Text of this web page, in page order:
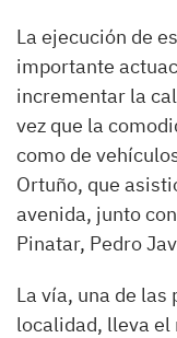
La ejecución de
importante
incrementar la
vez que la
como de
Ortuño, que
avenida, junto
Pinatar, Pedro
La vía, una de
localidad, lleva el